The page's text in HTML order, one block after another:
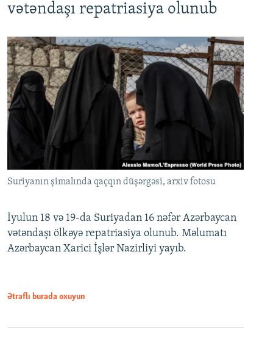
vətəndaşı repatriasiya olunub
Suriyanın şimalında qaçqın düşərgəsi, arxiv fotosu
İyulun 18 və 19-da Suriyadan 16 nəfər Azərbaycan
vətəndaşı ölkəyə repatriasiya olunub. Məlumatı
Azərbaycan Xarici İşlər Nazirliyi yayıb.
Ətraflı burada oxuyun